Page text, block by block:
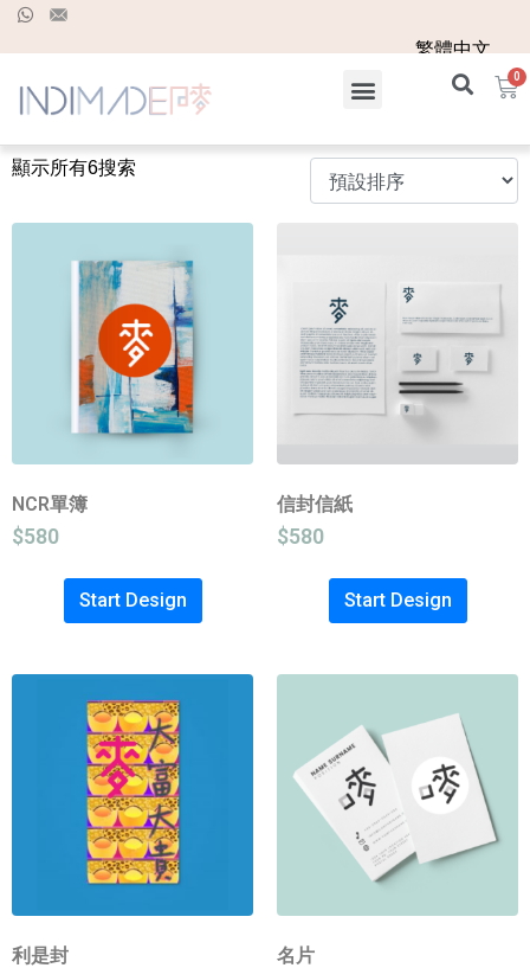
繁體中文
顯示所有6搜索
NCR單簿
$580
Start Design
信封信紙
$580
Start Design
利是封 名片